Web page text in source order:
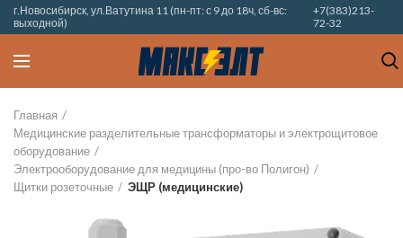
г.Новосибирск, ул.Ватутина 11 (пн-пт: с 9 до 18ч, сб-вс:
выходной)
+7(383)213-
72-32
Главная
Медицинские разделительные трансформаторы и электрощитовое
оборудование
Электрооборудование для медицины (про-во Полигон)
Щитки розеточные
ЭЩР (медицинские)